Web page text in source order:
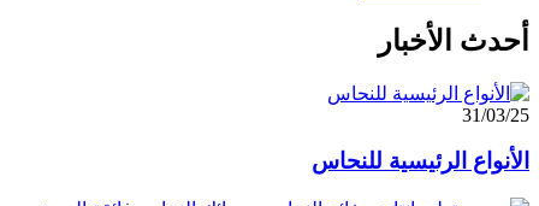
أحدث الأخبار
31/03/25
الأنواع الرئيسية للنحاس